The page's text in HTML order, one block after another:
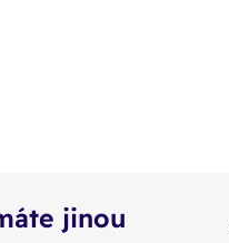
jinou